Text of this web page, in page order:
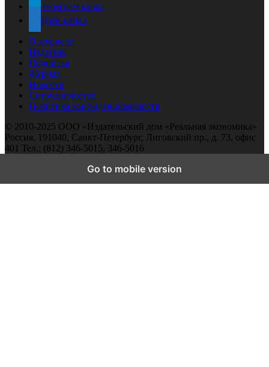
Телеграм канал
Дзен-канал
О журнале
Издатель
Подписка
Журнал
Новости
Сотрудничество
Политика конфиденциальности
© 2010-2025 ООО «Издательский дом «Реальная экономика»
Россия, 191040, Санкт-Петербург, Лиговский пр., д. 73, офис
401 Тел.: (812) 346-5015, 346-5016
Go to mobile version